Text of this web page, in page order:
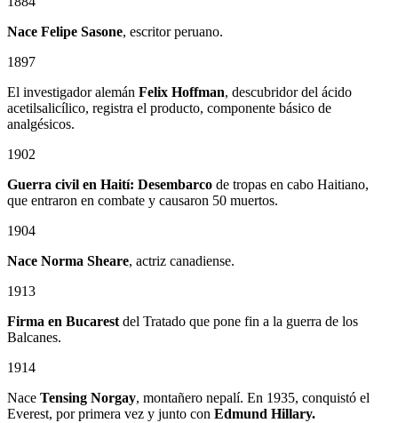
Nace Felipe Sasone, escritor peruano.
1897
El investigador alemán Felix Hoffman, descubridor del ácido
acetilsalicílico, registra el producto, componente básico de
analgésicos.
1902
Guerra civil en Haití: Desembarco de tropas en cabo Haitiano,
que entraron en combate y causaron 50 muertos.
1904
Nace Norma Sheare, actriz canadiense.
1913
Firma en Bucarestdel Tratado que pone fin a la guerra de los
Balcanes.
1914
Nace Tensing Norgay, montañero nepalí. En 1935, conquistó el
Everest, por primera vez y junto con Edmund Hillary.